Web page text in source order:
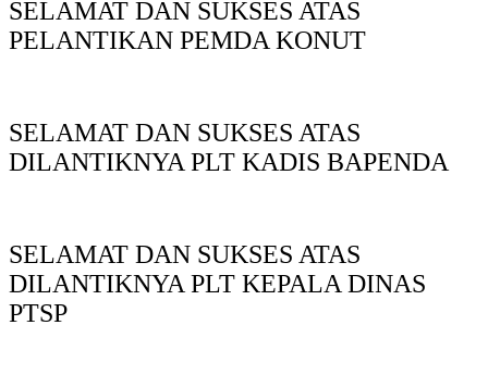
SELAMAT DAN SUKSES ATAS
PELANTIKAN PEMDA KONUT
SELAMAT DAN SUKSES ATAS
DILANTIKNYA PLT KADIS BAPENDA
SELAMAT DAN SUKSES ATAS
DILANTIKNYA PLT KEPALA DINAS
PTSP